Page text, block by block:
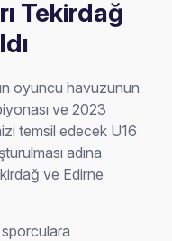
Tekirdağ
oyuncu havuzunun
ve 2023
temsil edecek U16
adına
ve Edirne
sporculara